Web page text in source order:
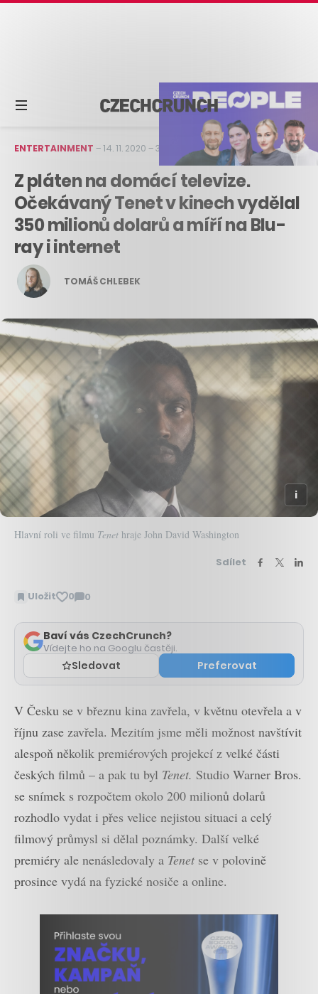
ENTERTAINMENT –14. 11. 2020 –3 min čtení
Z pláten na domácí televize.
Očekávaný Tenet v kinech vydělal
350 milionů dolarů a míří na Blu-
ray i internet
TOMÁŠ CHLEBEK
Hlavní roli ve filmu Tenet hraje John David Washington
Sdílet
Uložit 0 0
Zobrazit
Baví vás CzechCrunch?
Vídejte ho na Googlu častěji.
Sledovat Preferovat
V Česku se v březnu kina zavřela, v květnu otevřela a v
říjnu zase zavřela. Mezitím jsme měli možnost navštívit
alespoň několik premiérových projekcí z velké části
českých filmů – a pak tu byl Tenet. Studio Warner Bros.
se snímek s rozpočtem okolo 200 milionů dolarů
rozhodlo vydat i přes velice nejistou situaci a celý
filmový průmysl si dělal poznámky. Další velké
premiéry ale nenásledovaly a Tenet se v polovině
prosince vydá na fyzické nosiče a online.